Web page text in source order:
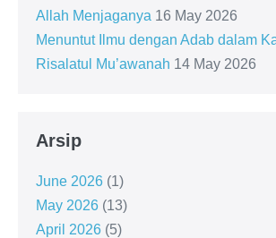
Allah Menjaganya 16 May 2026
Menuntut Ilmu dengan Adab dalam
Risalatul Mu’awanah 14 May 2026
Arsip
June 2026 (1)
May 2026 (13)
April 2026 (5)